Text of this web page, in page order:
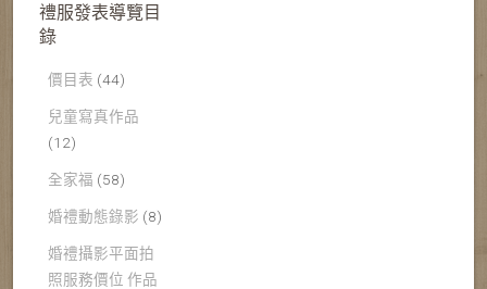
禮服發表導覽目
錄
價目表 (44)
兒童寫真作品
(12)
全家福 (58)
婚禮動態錄影 (8)
婚禮攝影平面拍
照服務價位 作品